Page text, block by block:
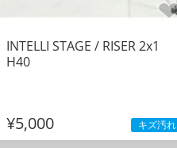
INTELLI STAGE / RISER 2x1
H40
¥5,000 キズ汚れ